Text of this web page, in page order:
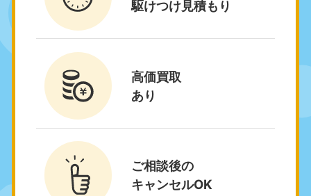
駆けつけ見積もり
高価買取
あり
ご相談後の
キャンセルOK
島根県
050-1881-5145
9:00〜19:00 年中無休
香川県
050-1880-9899
9:00〜19:00 年中無休 9:00〜19:00 年中無休
愛媛県
050-1880-9896
9:00〜19:00 年中無休
050-1880-9897
9:00〜19:00 年中無休